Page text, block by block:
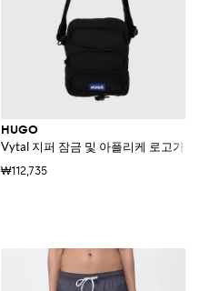
HUGO
Vytal 지퍼 잠금 및 아플리케 로고가
₩112,735